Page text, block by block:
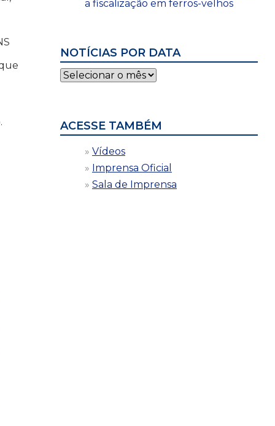
a fiscalização em ferros-velhos
NOTÍCIAS POR DATA
Notícias
por
ACESSE TAMBÉM
Vídeos
Imprensa Oficial
Sala de Imprensa